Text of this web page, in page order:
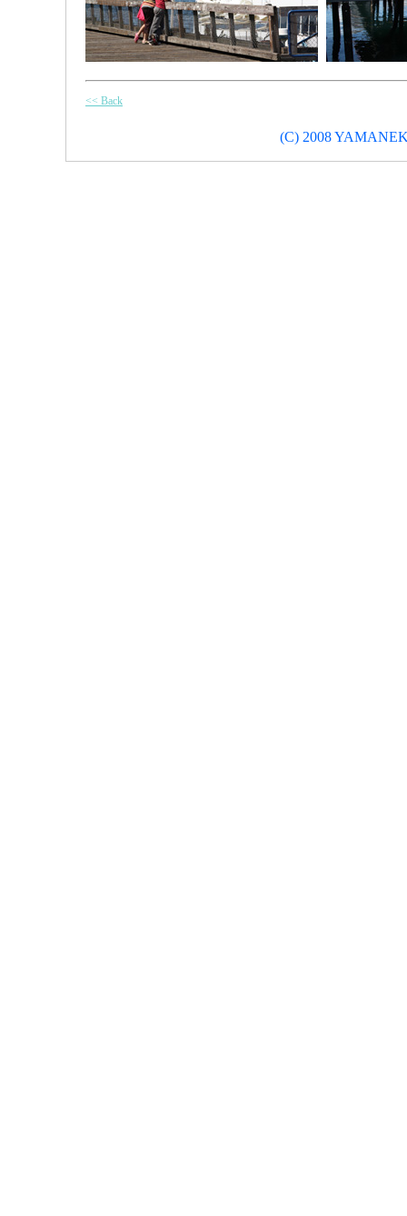
<< Back
(C) 2008